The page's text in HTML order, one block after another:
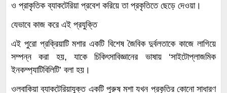
ও প্রাকৃতিক ব্যাকটেরিয়া প্রবেশ করিয়ে তা প্রকৃতিতে ছেড়ে দেওয়া।
যেভাবে কাজ করে এই প্রযুক্তি
এই পুরো প্রক্রিয়াটি মশার একটি বিশেষ জৈবিক দুর্বলতাকে কাজে লাগিয়ে
সম্পন্ন করা হয়, যাকে চিকিৎসাবিজ্ঞানের ভাষায় ‘সাইটোপ্লাজমিক
ইনকম্প্যাটিবিলিটি’ বলা হয়।
ওলবাকিয়া ব্যাকটেরিয়াযুক্ত একটি পুরুষ মশা যখন প্রকৃতির কোনো সাধারণ